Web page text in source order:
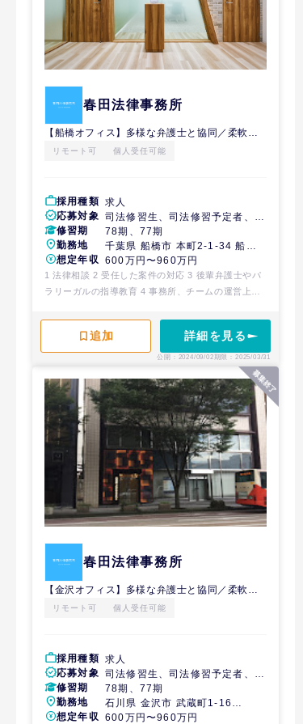
春田法律事務所
【船橋オフィス】多様な弁護士と協同／柔軟な働き方／働きに見合った収入
リモート可 個人受任可能
採用種類 求人
応募対象 司法修習生、司法修習予定者、経
験弁護士
修習期
78期、77期
勤務地
千葉県 船橋市 本町2-1-34 船橋
スカイビル8階
想定年収 600万円〜960万円
1 法律相談 2 受任した案件の対応 3 後輩弁護士やパ
ラリーガルの指導教育 4 事務所、チームの運営上必
詳細を見る
公開：2024/09/02期限：2025/03/31
春田法律事務所
【金沢オフィス】多様な弁護士と協同／柔軟な働き方／働きに見合った収入
リモート可 個人受任可能
採用種類 求人
応募対象 司法修習生、司法修習予定者、経
験弁護士
修習期
78期、77期
勤務地
石川県 金沢市 武蔵町1-16
CROSS武蔵町5階（旧：石川商
想定年収 600万円〜960万円